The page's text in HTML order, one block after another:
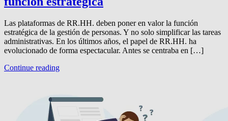
Las plataformas de RR.HH. deben poner en valor la función
estratégica de la gestión de personas. Y no solo simplificar las tareas
administrativas. En los últimos años, el papel de RR.HH. ha
evolucionado de forma espectacular. Antes se centraba en […]
Continue reading